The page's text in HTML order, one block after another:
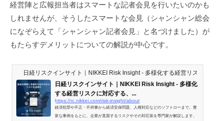
経営陣と広報担当者はスマートな記者会見を行いたいのかも
しれませんが、そうしたスマートな会見（シャンシャン総会
になぞらえて「シャンシャン記者会見」と名づけました）が
もたらすデメリットについての解説が中心です。
日経リスクインサイト｜NIKKEI Risk Insight - 多様化する経営リスクに対
日経リスクインサイト｜NIKKEI Risk Insight - 多様化
する経営リスクに対応する、...
https://rc.nikkei.com/risk-insight/about
経済犯罪や不正・不祥事から経済安保問題、人権対応などのソフトローまで。豊
富な事例をもとに、企業が直面するリスクやその対応策を専門家が解説します。